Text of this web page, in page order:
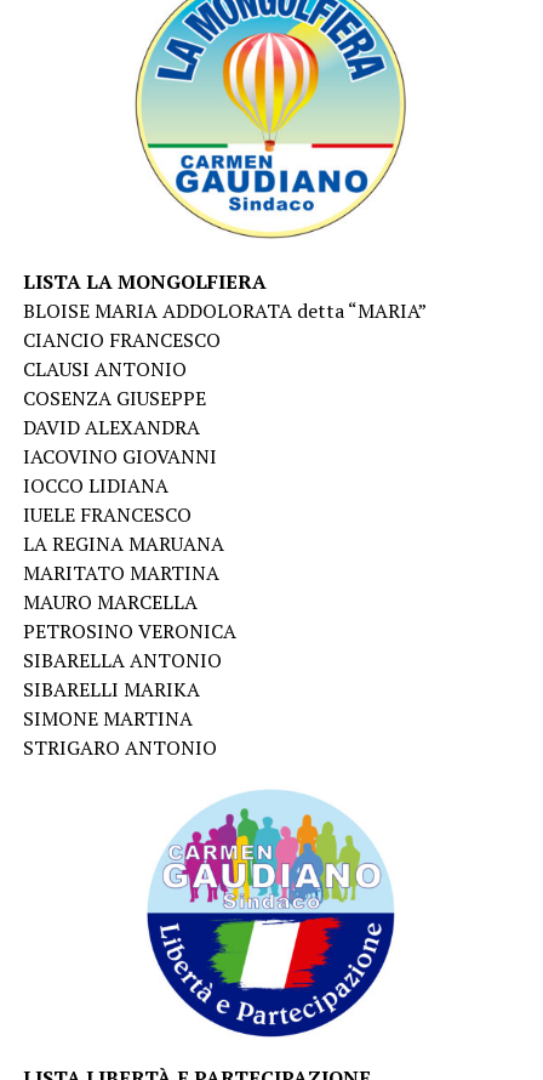
LISTA LA MONGOLFIERA
BLOISE MARIA ADDOLORATA detta “MARIA”
CIANCIO FRANCESCO
CLAUSI ANTONIO
COSENZA GIUSEPPE
DAVID ALEXANDRA
IACOVINO GIOVANNI
IOCCO LIDIANA
IUELE FRANCESCO
LA REGINA MARUANA
MARITATO MARTINA
MAURO MARCELLA
PETROSINO VERONICA
SIBARELLA ANTONIO
SIBARELLI MARIKA
SIMONE MARTINA
STRIGARO ANTONIO